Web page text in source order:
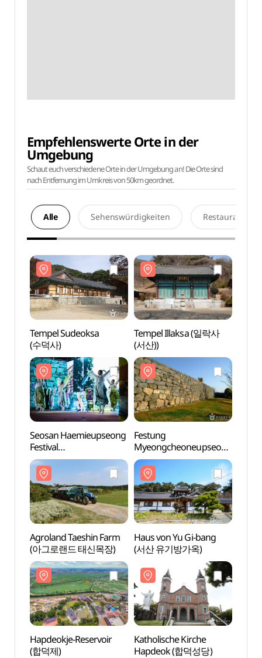
Empfehlenswerte Orte in der
Umgebung
Schaut euch verschiedene Orte in der Umgebung an! Die Orte sind
nach Entfernung im Umkreis von 50km geordnet.
Alle Sehenswürdigkeiten Restaurants
Tempel Sudeoksa
(수덕사)
Tempel Illaksa (일락사
(서산))
Seosan Haemieupseong
Festival
(서산해미읍성축제)
Festung
Myeongcheoneupseong
(당진면천읍성)
Agroland Taeshin Farm
(아그로랜드 태신목장)
Haus von Yu Gi-bang
(서산 유기방가옥)
Hapdeokje-Reservoir
(합덕제)
Katholische Kirche
Hapdeok (합덕성당)